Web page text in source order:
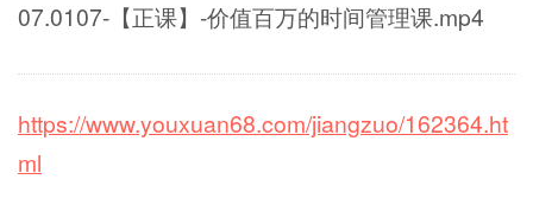
07.0107-【正课】-价值百万的时间管理课.mp4
https://www.youxuan68.com/jiangzuo/162364.ht
ml